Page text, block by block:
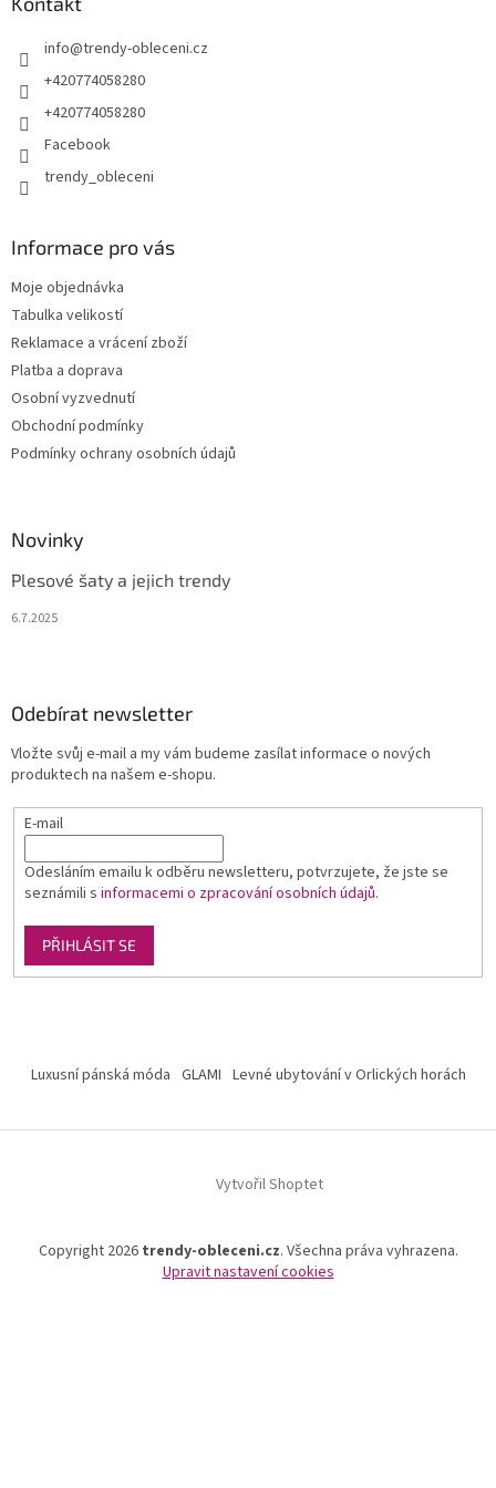
info@trendy-obleceni.cz
+420774058280
+420774058280
Facebook
trendy_obleceni
Informace pro vás
Moje objednávka
Tabulka velikostí
Reklamace a vrácení zboží
Platba a doprava
Osobní vyzvednutí
Obchodní podmínky
Podmínky ochrany osobních údajů
Novinky
Plesové šaty a jejich trendy
6.7.2025
Odebírat newsletter
Vložte svůj e-mail a my vám budeme zasílat informace o nových
produktech na našem e-shopu.
E-mail
Odesláním emailu k odběru newsletteru, potvrzujete, že jste se
seznámili s informacemi o zpracování osobních údajů.
PŘIHLÁSIT SE
Luxusní pánská móda GLAMI Levné ubytování v Orlických horách
Vytvořil Shoptet
Copyright 2026 trendy-obleceni.cz. Všechna práva vyhrazena.
Upravit nastavení cookies